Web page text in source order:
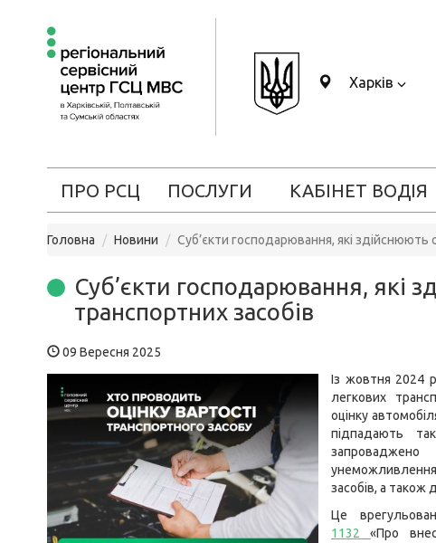
Харків
ПРО РСЦ ПОСЛУГИ КАБІНЕТ ВОДІЯ
Головна Новини Суб’єкти господарювання, які здійснюють
Суб’єкти господарювання, які
транспортних засобів
09 Вересня 2025
Із жовтня 2024
легкових
оцінку
підпадають
засобів, а також
Це
1132
«Про